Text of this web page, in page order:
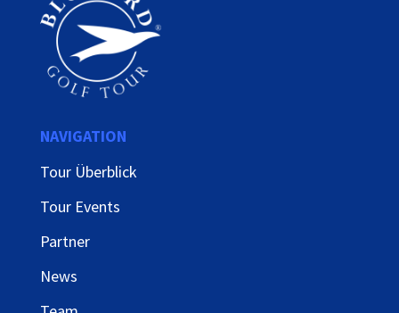
NAVIGATION
Tour Überblick
Tour Events
Partner
News